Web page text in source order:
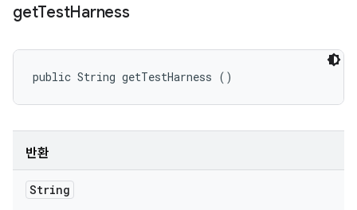
getTestHarness
public String getTestHarness ()
반환
String